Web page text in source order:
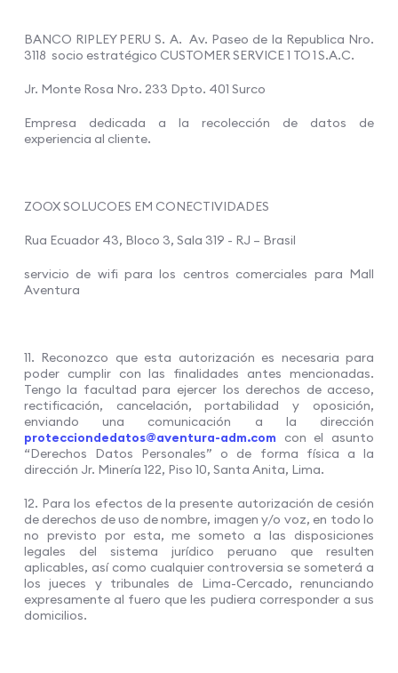
BANCO RIPLEY PERU S. A. Av. Paseo de la Republica Nro.
3118 socio estratégico CUSTOMER SERVICE 1 TO 1 S.A.C.
Jr. Monte Rosa Nro. 233 Dpto. 401 Surco
Empresa dedicada a la recolección de datos de
experiencia al cliente.
ZOOX SOLUCOES EM CONECTIVIDADES
Rua Ecuador 43, Bloco 3, Sala 319 - RJ – Brasil
servicio de wifi para los centros comerciales para Mall
Aventura
11. Reconozco que esta autorización es necesaria para
poder cumplir con las finalidades antes mencionadas.
Tengo la facultad para ejercer los derechos de acceso,
rectificación, cancelación, portabilidad y oposición,
enviando una comunicación a la dirección
protecciondedatos@aventura-adm.com con el asunto
“Derechos Datos Personales” o de forma física a la
dirección Jr. Minería 122, Piso 10, Santa Anita, Lima.
12. Para los efectos de la presente autorización de cesión
de derechos de uso de nombre, imagen y/o voz, en todo lo
no previsto por esta, me someto a las disposiciones
legales del sistema jurídico peruano que resulten
aplicables, así como cualquier controversia se someterá a
los jueces y tribunales de Lima-Cercado, renunciando
expresamente al fuero que les pudiera corresponder a sus
domicilios.